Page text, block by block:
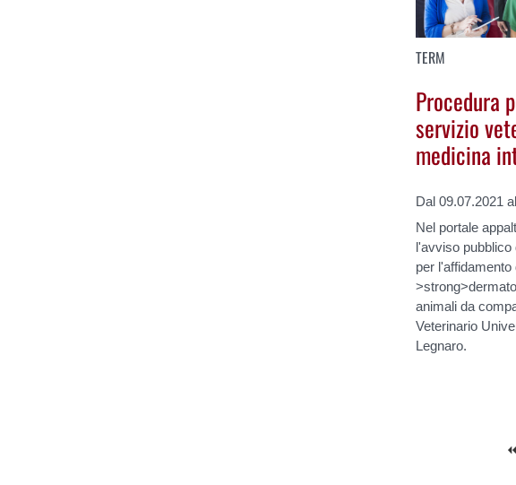
TERM
Procedura
servizio
medicina
Dal 09.07.2021
Nel portale
l'avviso
per
animali da
Veterinario
Legnaro.